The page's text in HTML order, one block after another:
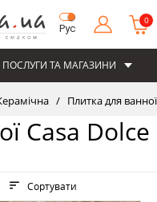
Рус
0
ПОСЛУГИ ТА МАГАЗИНИ
Плитка для ванної
Casa Dolce
Сортувати